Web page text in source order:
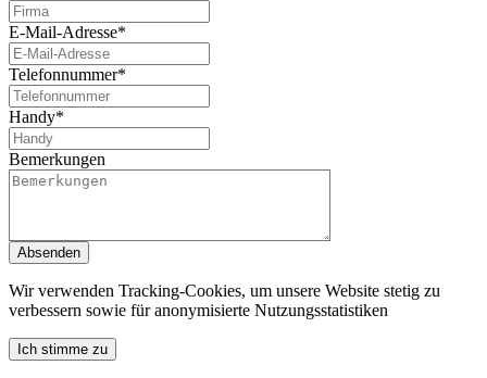
E-Mail-Adresse*
Telefonnummer*
Handy*
Bemerkungen
Absenden
Wir verwenden Tracking-Cookies, um unsere Website stetig zu
verbessern sowie für anonymisierte Nutzungsstatistiken
Ich stimme zu